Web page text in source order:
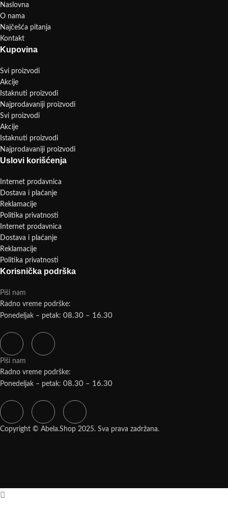
Naslovna
O nama
Najčešća pitanja
Kontakt
Kupovina
Svi proizvodi
Akcije
Istaknuti proizvodi
Najprodavaniji proizvodi
Svi proizvodi
Akcije
Istaknuti proizvodi
Najprodavaniji proizvodi
Uslovi korišćenja
Internet prodavnica
Dostava i plaćanje
Reklamacije
Politika privatnosti
Internet prodavnica
Dostava i plaćanje
Reklamacije
Politika privatnosti
Korisnička podrška
Piši nam
Radno vreme podrške:
Ponedeljak – petak: 08.30 – 16.30
Piši nam
Radno vreme podrške:
Ponedeljak – petak: 08.30 – 16.30
Copyright © Abela.Shop 2025. Sva prava zadržana.